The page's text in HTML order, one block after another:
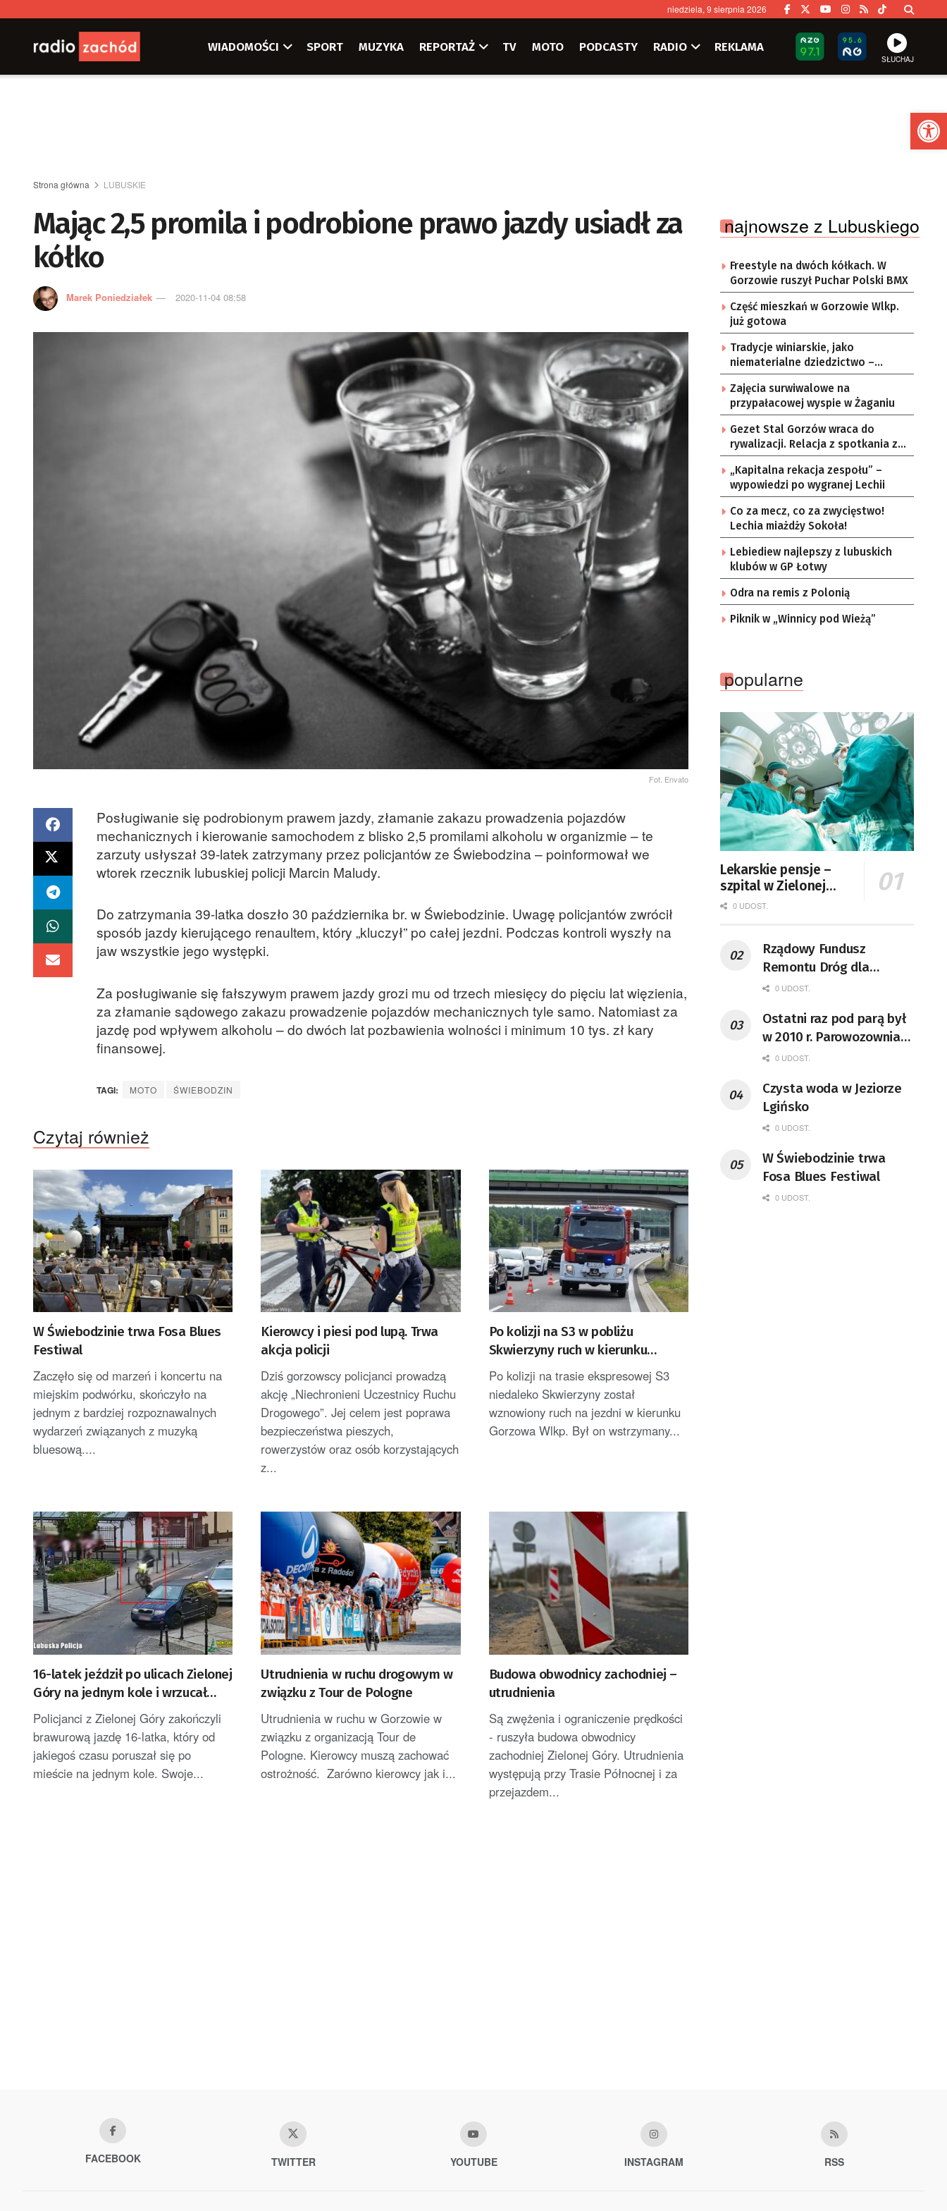
niedziela, 9 sierpnia 2026
WIADOMOŚCI SPORT MUZYKA REPORTAŻ TV MOTO PODCASTY RADIO REKLAMA
SŁUCHAJ
Strona główna LUBUSKIE
Mając 2,5 promila i podrobione prawo jazdy usiadł za
kółko
Marek Poniedziałek 2020-11-04 08:58
Fot. Envato
Posługiwanie się podrobionym prawem jazdy, złamanie zakazu prowadzenia pojazdów
mechanicznych i kierowanie samochodem z blisko 2,5 promilami alkoholu w organizmie – te
zarzuty usłyszał 39-latek zatrzymany przez policjantów ze Świebodzina – poinformował we
wtorek rzecznik lubuskiej policji Marcin Maludy.
Do zatrzymania 39-latka doszło 30 października br. w Świebodzinie. Uwagę policjantów zwrócił
sposób jazdy kierującego renaultem, który „kluczył” po całej jezdni. Podczas kontroli wyszły na
jaw wszystkie jego występki.
Za posługiwanie się fałszywym prawem jazdy grozi mu od trzech miesięcy do pięciu lat więzienia,
za złamanie sądowego zakazu prowadzenie pojazdów mechanicznych tyle samo. Natomiast za
jazdę pod wpływem alkoholu – do dwóch lat pozbawienia wolności i minimum 10 tys. zł kary
finansowej.
TAGI: MOTO ŚWIEBODZIN
Czytaj również
W Świebodzinie trwa Fosa Blues
Festiwal
Zaczęło się od marzeń i koncertu na
miejskim podwórku, skończyło na
jednym z bardziej rozpoznawalnych
wydarzeń związanych z muzyką
bluesową....
Kierowcy i piesi pod lupą. Trwa
akcja policji
Dziś gorzowscy policjanci prowadzą
akcję „Niechronieni Uczestnicy Ruchu
Drogowego”. Jej celem jest poprawa
bezpieczeństwa pieszych,
rowerzystów oraz osób korzystających
z...
Po kolizji na S3 w pobliżu
Skwierzyny ruch w kierunku
Gorzowa Wlkp. jednym pasem
Po kolizji na trasie ekspresowej S3
niedaleko Skwierzyny został
wznowiony ruch na jezdni w kierunku
Gorzowa Wlkp. Był on wstrzymany...
16-latek jeździł po ulicach Zielonej
Góry na jednym kole i wrzucał
filmiki do sieci [FILM]
Policjanci z Zielonej Góry zakończyli
brawurową jazdę 16-latka, który od
jakiegoś czasu poruszał się po
mieście na jednym kole. Swoje...
Utrudnienia w ruchu drogowym w
związku z Tour de Pologne
Utrudnienia w ruchu w Gorzowie w
związku z organizacją Tour de
Pologne. Kierowcy muszą zachować
ostrożność. Zarówno kierowcy jak i...
Budowa obwodnicy zachodniej –
utrudnienia
Są zwężenia i ograniczenie prędkości
- ruszyła budowa obwodnicy
zachodniej Zielonej Góry. Utrudnienia
występują przy Trasie Północnej i za
przejazdem...
najnowsze z Lubuskiego
Freestyle na dwóch kółkach. W
Gorzowie ruszył Puchar Polski BMX
Część mieszkań w Gorzowie Wlkp.
już gotowa
Tradycje winiarskie, jako
niematerialne dziedzictwo –
konsultacje i projekt
Zajęcia surwiwalowe na
przypałacowej wyspie w Żaganiu
Gezet Stal Gorzów wraca do
rywalizacji. Relacja z spotkania z
częstochowskimi lwami u nas!
„Kapitalna rekacja zespołu” –
wypowiedzi po wygranej Lechii
Co za mecz, co za zwycięstwo!
Lechia miażdży Sokoła!
Lebiediew najlepszy z lubuskich
klubów w GP Łotwy
Odra na remis z Polonią
Piknik w „Winnicy pod Wieżą”
popularne
Lekarskie pensje –
szpital w Zielonej
Górze podaje dane
0 UDOST.
Rządowy Fundusz
Remontu Dróg dla
województwa lubuskiego
0 UDOST.
Ostatni raz pod parą był
w 2010 r. Parowozownia
Wolsztyn rozpocznie
65
0 UDOST.
Czysta woda w Jeziorze
Lgińsko
0 UDOST.
W Świebodzinie trwa
Fosa Blues Festiwal
0 UDOST.
FACEBOOK TWITTER YOUTUBE INSTAGRAM RSS